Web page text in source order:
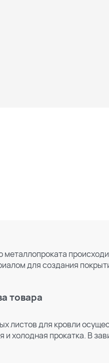
для создания
товара
листов для кровли
и холодная прокатка. В